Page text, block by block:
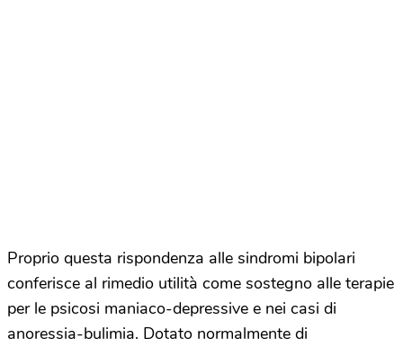
Proprio questa rispondenza alle sindromi bipolari
conferisce al rimedio utilità come sostegno alle terapie
per le psicosi maniaco-depressive e nei casi di
anoressia-bulimia. Dotato normalmente di